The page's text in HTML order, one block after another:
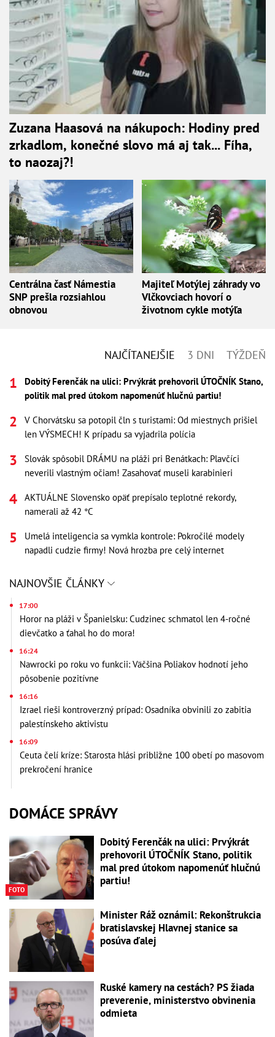
Zuzana Haasová na nákupoch: Hodiny pred
zrkadlom, konečné slovo má aj tak... Fíha,
to naozaj?!
Centrálna časť Námestia
SNP prešla rozsiahlou
obnovou
Majiteľ Motýlej záhrady vo
Vlčkovciach hovorí o
životnom cykle motýľa
NAJČÍTANEJŠIE 3 DNI TÝŽDEŇ
Dobitý Ferenčák na ulici: Prvýkrát prehovoril ÚTOČNÍK Stano,
politik mal pred útokom napomenúť hlučnú partiu!
V Chorvátsku sa potopil čln s turistami: Od miestnych prišiel
len VÝSMECH! K prípadu sa vyjadrila polícia
Slovák spôsobil DRÁMU na pláži pri Benátkach: Plavčíci
neverili vlastným očiam! Zasahovať museli karabinieri
AKTUÁLNE Slovensko opäť prepísalo teplotné rekordy,
namerali až 42 °C
Umelá inteligencia sa vymkla kontrole: Pokročilé modely
napadli cudzie firmy! Nová hrozba pre celý internet
NAJNOVŠIE ČLÁNKY
17:00
Horor na pláži v Španielsku: Cudzinec schmatol len 4-ročné
dievčatko a ťahal ho do mora!
16:24
Nawrocki po roku vo funkcii: Väčšina Poliakov hodnotí jeho
pôsobenie pozitívne
16:16
Izrael rieši kontroverzný prípad: Osadníka obvinili zo zabitia
palestínskeho aktivistu
16:09
Ceuta čelí kríze: Starosta hlási približne 100 obetí po masovom
prekročení hranice
DOMÁCE SPRÁVY
FOTO
Dobitý Ferenčák na ulici: Prvýkrát
prehovoril ÚTOČNÍK Stano, politik
mal pred útokom napomenúť hlučnú
partiu!
Minister Ráž oznámil: Rekonštrukcia
bratislavskej Hlavnej stanice sa
posúva ďalej
Ruské kamery na cestách? PS žiada
preverenie, ministerstvo obvinenia
odmieta